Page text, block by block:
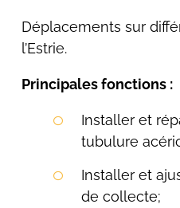
Déplacements sur
l’Estrie.
Principales fonctions :
Installer et
tubulure
Installer et
de collecte;